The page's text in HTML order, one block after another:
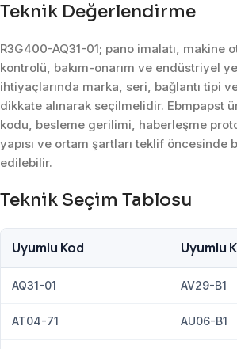
Teknik Değerlendirme
R3G400-AQ31-01; pano imalatı, makine
kontrolü, bakım-onarım ve endüstriyel
ihtiyaçlarında marka, seri, bağlantı tipi
dikkate alınarak seçilmelidir. Ebmpapst
kodu, besleme gerilimi, haberleşme
yapısı ve ortam şartları teklif öncesinde
edilebilir.
Teknik Seçim Tablosu
Uyumlu Kod Uyumlu
AQ31-01 AV29-B1
AT04-71 AU06-B1